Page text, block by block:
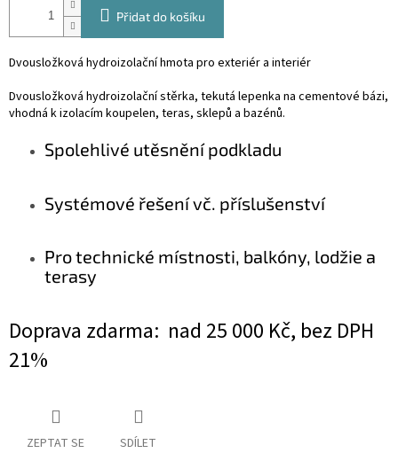
Přidat do košíku
Dvousložková hydroizolační hmota pro exteriér a interiér
Dvousložková hydroizolační stěrka, tekutá lepenka na cementové bázi,
vhodná k izolacím koupelen, teras, sklepů a bazénů.
Spolehlivé utěsnění podkladu
Systémové řešení vč. příslušenství
Pro technické místnosti, balkóny, lodžie a
terasy
Doprava zdarma: nad 25 000 Kč, bez DPH
21%
ZEPTAT SE SDÍLET